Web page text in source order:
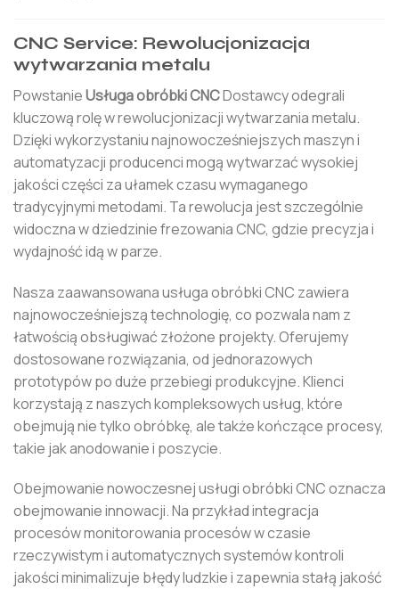
CNC Service: Rewolucjonizacja
wytwarzania metalu
PowstanieUsługa obróbki CNCDostawcy odegrali
kluczową rolę w rewolucjonizacji wytwarzania metalu.
Dzięki wykorzystaniu najnowocześniejszych maszyn i
automatyzacji producenci mogą wytwarzać wysokiej
jakości części za ułamek czasu wymaganego
tradycyjnymi metodami. Ta rewolucja jest szczególnie
widoczna w dziedzinie frezowania CNC, gdzie precyzja i
wydajność idą w parze.
Nasza zaawansowana usługa obróbki CNC zawiera
najnowocześniejszą technologię, co pozwala nam z
łatwością obsługiwać złożone projekty. Oferujemy
dostosowane rozwiązania, od jednorazowych
prototypów po duże przebiegi produkcyjne. Klienci
korzystają z naszych kompleksowych usług, które
obejmują nie tylko obróbkę, ale także kończące procesy,
takie jak anodowanie i poszycie.
Obejmowanie nowoczesnej usługi obróbki CNC oznacza
obejmowanie innowacji. Na przykład integracja
procesów monitorowania procesów w czasie
rzeczywistym i automatycznych systemów kontroli
jakości minimalizuje błędy ludzkie i zapewnia stałą jakość